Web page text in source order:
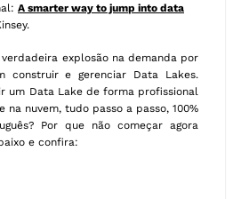
A smarter way to jump into data
explosão na demanda por
construir e gerenciar Data Lakes.
um Data Lake de forma profissional
nuvem, tudo passo a passo, 100%
Por que não começar agora
e confira: